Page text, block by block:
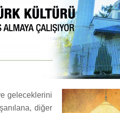
geleceklerini
diğer